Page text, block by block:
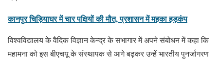
कानपुर चिड़ियाघर में चार पक्षियों की मौत, प्रशासन में महका हड़कंप
विश्वविद्यालय के वैदिक विज्ञान केन्द्र के सभागार में अपने संबोधन में कहा कि
महामना को इस बीएचयू के संस्थापक से आगे बढ़कर उन्हें भारतीय पुनर्जागरण